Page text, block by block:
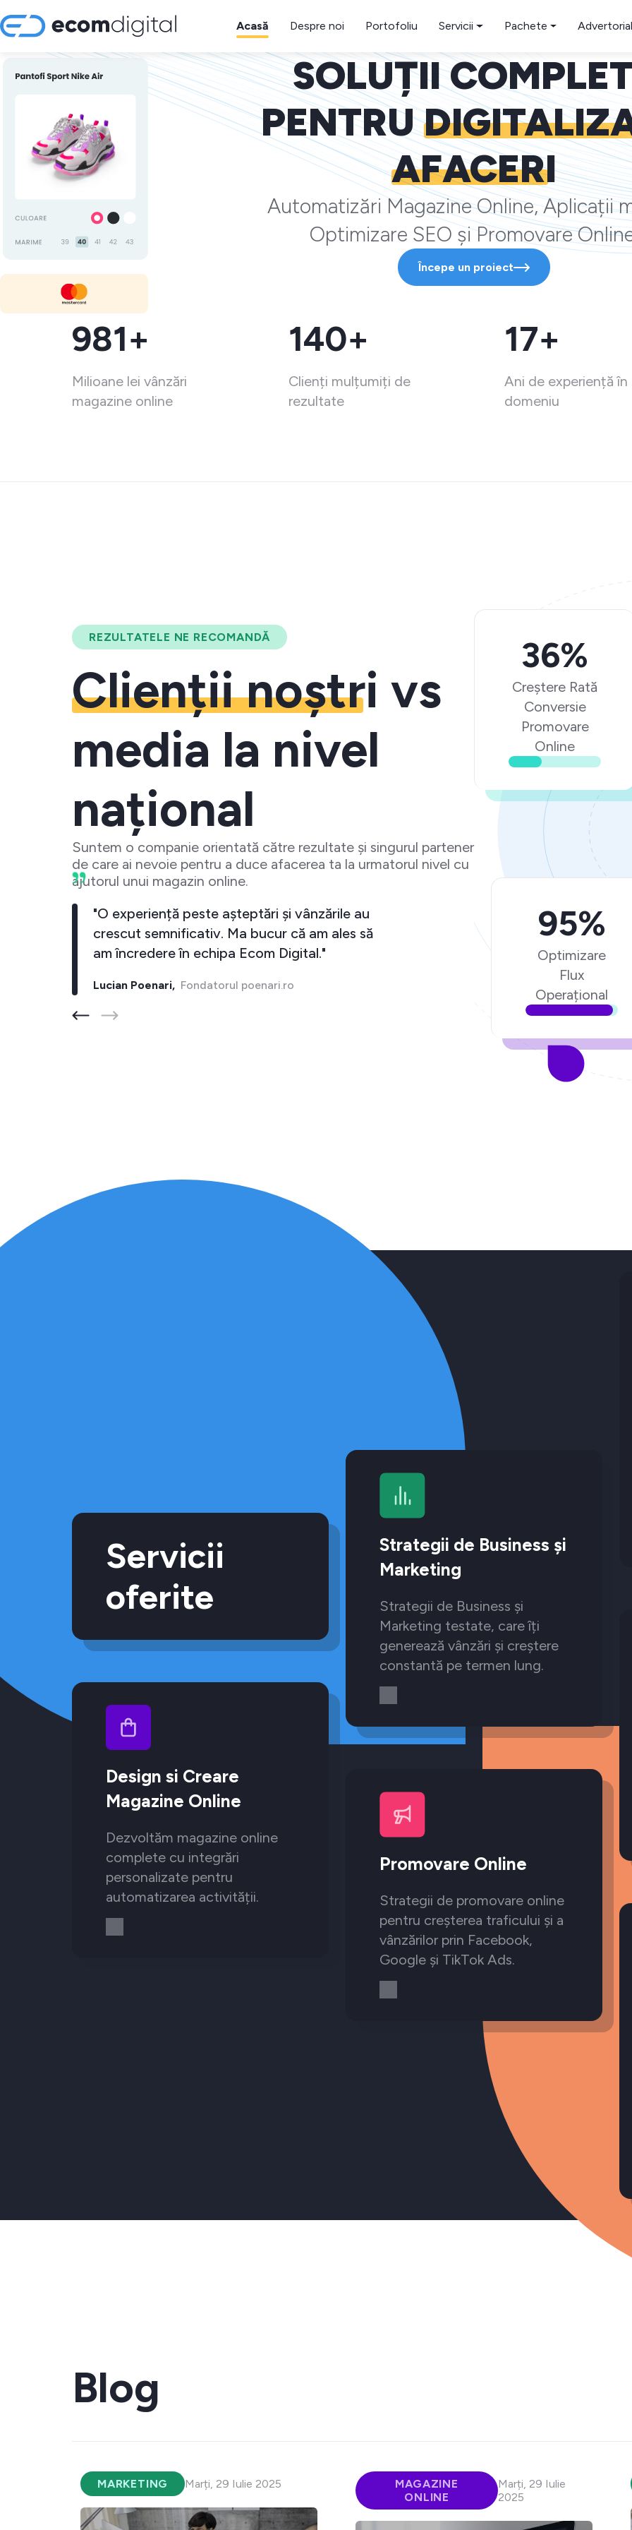
Acasă Despre noi Portofoliu Servicii Pachete
SOLUȚII
PENTRU
AFACERI
Automatizări Magazine Online, Aplicații
Optimizare SEO și Promovare
Începe un proiect
981+
Milioane lei vânzări
magazine online
140+
Clienți mulțumiți de
rezultate
17+
Ani de experiență în
domeniu
REZULTATELE NE RECOMANDĂ
Clienții noștri vs
media la nivel
național
Suntem o companie orientată către rezultate și singurul partener
de care ai nevoie pentru a duce afacerea ta la urmatorul nivel cu
ajutorul unui magazin online.
"O experiență peste așteptări și vânzările au
crescut semnificativ. Ma bucur că am ales să
am încredere în echipa Ecom Digital."
Lucian Poenari, Fondatorul poenari.ro
36%
Creștere Rată
Conversie
Promovare
Online
95%
Optimizare
Flux
Operațional
Servicii
oferite
Design si Creare
Magazine Online
Dezvoltăm magazine online
complete cu integrări
personalizate pentru
automatizarea activității.
Strategii de Business și
Marketing
Strategii de Business și
Marketing testate, care îți
generează vânzări și creștere
constantă pe termen lung.
Promovare Online
Strategii de promovare online
pentru creșterea traficului și a
vânzărilor prin Facebook,
Google și TikTok Ads.
Blog
MARKETING Marți, 29 Iulie 2025
MAGAZINE
ONLINE
Marți, 29 Iulie
2025